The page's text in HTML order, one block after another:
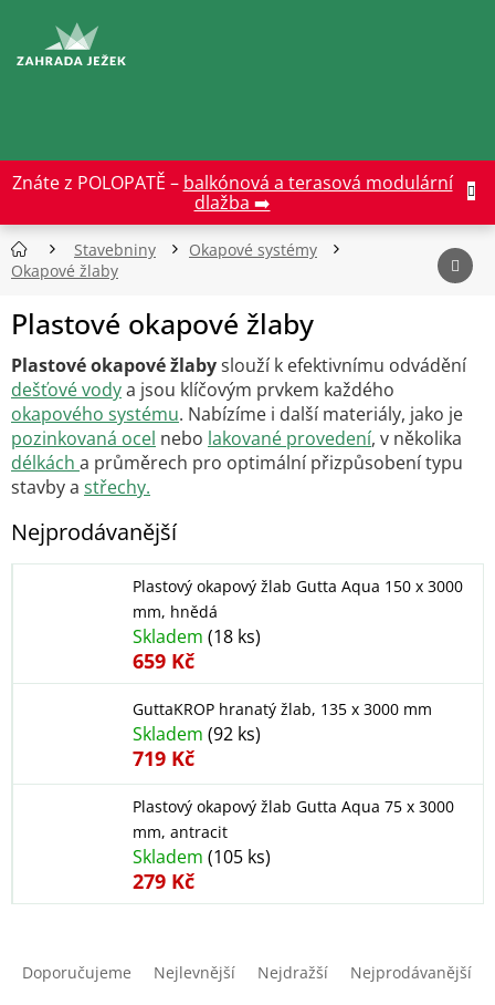
obsah
Znáte z POLOPATĚ – balkónová a terasová modulární
dlažba ➡️
Stavebniny
Okapové systémy
Okapové žlaby
Plastové okapové žlaby
Plastové okapové žlabyslouží k efektivnímu odvádění
dešťové vodya jsou klíčovým prvkem každého
okapového systému. Nabízíme i další materiály, jako je
pozinkovaná ocel nebo lakované provedení, v několika
délkách a průměrech pro optimální přizpůsobení typu
stavby a střechy.
Nejprodávanější
Plastový okapový žlab Gutta Aqua 150 x 3000
mm, hnědá
Skladem (18 ks)
659 Kč
GuttaKROP hranatý žlab, 135 x 3000 mm
Skladem (92 ks)
719 Kč
Plastový okapový žlab Gutta Aqua 75 x 3000
mm, antracit
Skladem (105 ks)
279 Kč
Doporučujeme Nejlevnější Nejdražší Nejprodávanější